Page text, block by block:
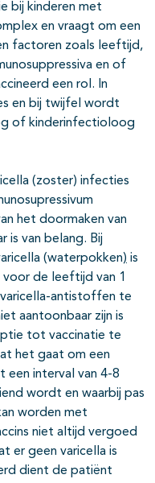
bij kinderen met
en vraagt om een
factoren zoals leeftijd,
en of
een rol. In
en bij twijfel wordt
of kinderinfectioloog
(zoster) infecties
het doormaken van
is van belang. Bij
(waterpokken) is
de leeftijd van 1
antistoffen te
aantoonbaar zijn is
tot vaccinatie te
het gaat om een
een interval van 4-8
wordt en waarbij pas
worden met
niet altijd vergoed
er geen varicella is
dient de patiënt